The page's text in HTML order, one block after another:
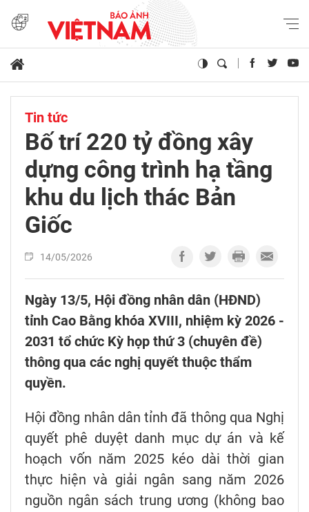
Tin tức
Bố trí 220 tỷ đồng xây
dựng công trình hạ tầng
khu du lịch thác Bản
Giốc
14/05/2026
Ngày 13/5, Hội đồng nhân dân (HĐND)
tỉnh Cao Bằng khóa XVIII, nhiệm kỳ 2026 -
2031 tổ chức Kỳ họp thứ 3 (chuyên đề)
thông qua các nghị quyết thuộc thẩm
quyền.
Hội đồng nhân dân tỉnh đã thông qua Nghị
quyết phê duyệt danh mục dự án và kế
hoạch vốn năm 2025 kéo dài thời gian
thực hiện và giải ngân sang năm 2026
nguồn ngân sách trung ương (không bao